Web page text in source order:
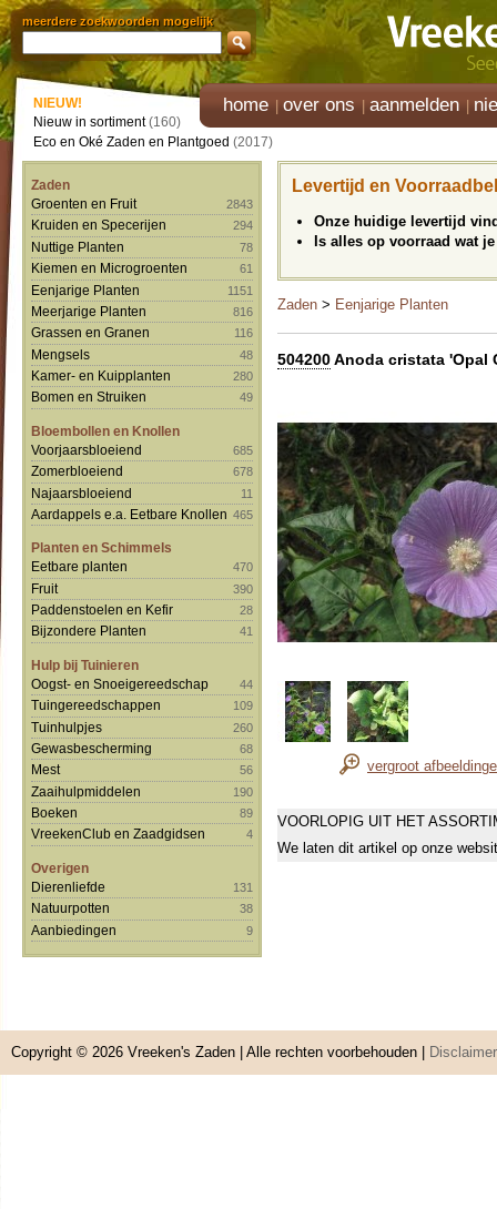
meerdere zoekwoorden mogelijk
home over ons aanmelden
NIEUW!
Nieuw in sortiment(160)
Eco en Oké Zaden en Plantgoed (2017)
Zaden
Groenten en Fruit
2843
Kruiden en Specerijen 294
Nuttige Planten 78
Kiemen en Microgroenten 61
Eenjarige Planten 1151
Meerjarige Planten 816
Grassen en Granen 116
Mengsels 48
Kamer- en Kuipplanten 280
Bomen en Struiken 49
Bloembollen en Knollen
Voorjaarsbloeiend
685
Zomerbloeiend 678
Najaarsbloeiend 11
Aardappels e.a. Eetbare Knollen 465
Planten en Schimmels
Eetbare planten
470
Fruit 390
Paddenstoelen en Kefir 28
Bijzondere Planten 41
Hulp bij Tuinieren
Oogst- en Snoeigereedschap
44
Tuingereedschappen 109
Tuinhulpjes 260
Gewasbescherming 68
Mest 56
Zaaihulpmiddelen 190
Boeken 89
VreekenClub en Zaadgidsen 4
Overigen
Dierenliefde
131
Natuurpotten 38
Aanbiedingen 9
Levertijd en
Onze huidige levertijd
Is alles op voorraad wat
Zaden > Eenjarige Planten
504200Anoda cristata 'Opal
vergroot
VOORLOPIG UIT HET
We laten dit artikel op onze
Copyright © 2026 Vreeken's Zaden | Alle rechten voorbehouden | Disclaimer